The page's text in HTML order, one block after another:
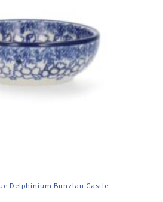
Delphinium Bunzlau Castle